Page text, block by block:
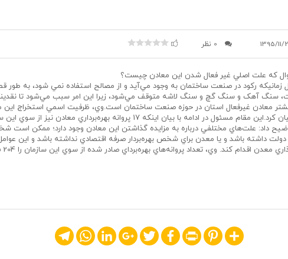
1395/11/ 0 نظر
که علت اصلي غير فعال شدن اين معادن چيست؟
زمانيکه رکود در صنعت ساختمان به وجود مي‌آيد و از مصالح استفاده نمي شود، به طور
سنگ آهک و سنگ گچ و سنگ لاشه متوقف مي‌شود، زيرا اين امر سبب مي‌شود تا
معادن غيرفعال استان در حوزه صنعت ساختمان است.وي، ظرفيت اسمي استخراج اين
ميليون و 96 هزار تن بيان کرد.اين مقام مسئول در ادامه با بيان اينکه 17 پروانه بهره‌برداري
داد: علت‌هاي مختلفي درباره به مزايده گذاشتن اين معادن وجود دارد؛ ممکن است
دولت داشته باشد و يا معدن براي شخص بهره‌بردار صرفه اقتصادي نداشته باشد و اين
معدن اقدام کند. وي، تعداد پروانه‌هاي بهره‌برداي صادر شده از سوي اين سازمان را 204 فقره بيان کرد.
Share
Pinterest
Print
Facebook
Twitter
Google+
LinkedIn
WhatsApp
Telegram